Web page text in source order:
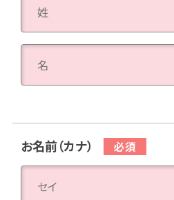
お名前（カナ）